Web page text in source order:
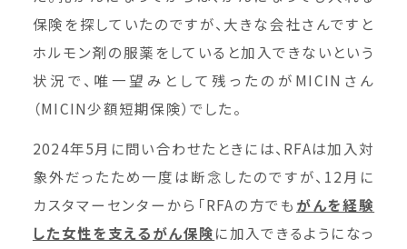
保険を探していたのですが、大きな会社さんですと
ホルモン剤の服薬をしていると加入できないという
状況で、唯一望みとして残ったのがMICINさん
（MICIN少額短期保険）でした。
2024年5月に問い合わせたときには、RFAは加入対
象外だったため一度は断念したのですが、12月に
カスタマーセンターから「RFAの方でも がんを経験
した女性を支えるがん保険に加入できるようになっ